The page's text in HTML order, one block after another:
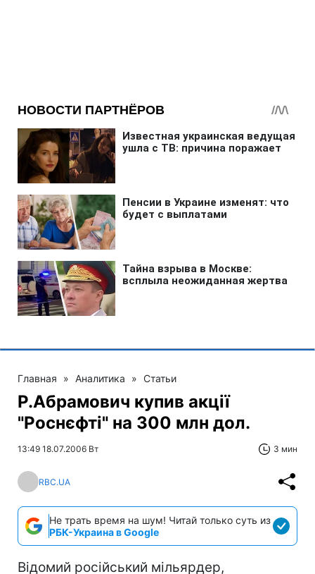
Главная » Аналитика » Статьи
Р.Абрамович купив акції
"Роснєфті" на 300 млн дол.
13:49 18.07.2006 Вт 3 мин
RBC.UA
Не трать время на шум! Читай только суть из
РБК-Украина в Google
Відомий російський мільярдер,